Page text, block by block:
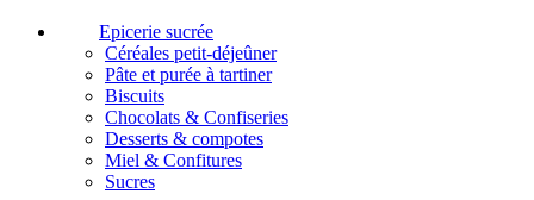
Epicerie sucrée
Céréales petit-déjeûner
Pâte et purée à tartiner
Biscuits
Chocolats & Confiseries
Desserts & compotes
Miel & Confitures
Sucres